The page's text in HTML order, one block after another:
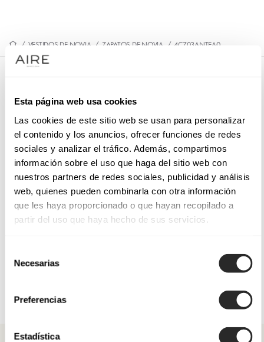
Esta página web usa cookies
Las cookies de este sitio web se usan para personalizar
el contenido y los anuncios, ofrecer funciones de redes
sociales y analizar el tráfico. Además, compartimos
información sobre el uso que haga del sitio web con
nuestros partners de redes sociales, publicidad y análisis
web, quienes pueden combinarla con otra información
que les haya proporcionado o que hayan recopilado a
partir del uso que haya hecho de sus servicios.
Necesarias
Preferencias
Estadística
/ VESTIDOS DE NOVIA / ZAPATOS DE NOVIA / 4CZ03ANTEA0
Sandalia de novia en ante. Con plataforma, tacón alto y
empeine cruzado.
PIDE CITA